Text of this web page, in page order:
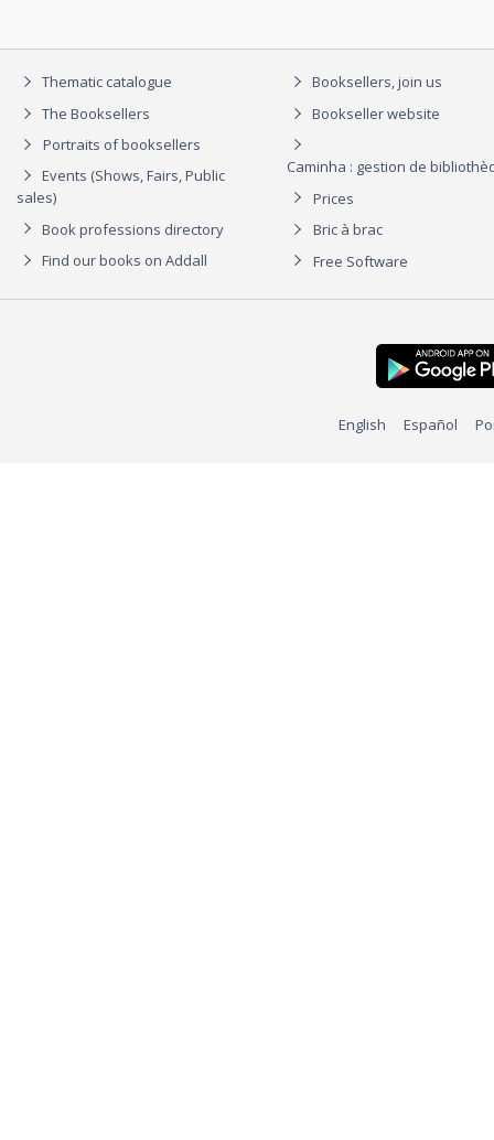
Thematic catalogue
The Booksellers
Portraits of booksellers
Events (Shows, Fairs, Public
sales)
Book professions directory
Find our books on Addall
Booksellers, join us
Bookseller website
Caminha : gestion de
Prices
Bric à brac
Free Software
English Español